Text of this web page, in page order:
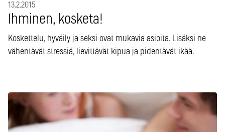
13.2.2015
Ihminen, kosketa!
Koskettelu, hyväily ja seksi ovat mukavia asioita. Lisäksi ne
vähentävät stressiä, lievittävät kipua ja pidentävät ikää.